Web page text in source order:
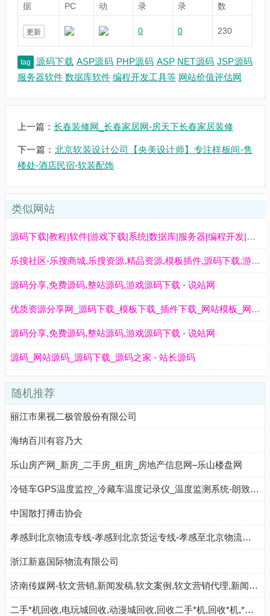
据
PC
动
录
录
数
更新 0 0 230
tag 源码下载 ASP源码 PHP源码 ASP NET源码 JSP源码
服务器软件 数据库软件 编程开发工具等 网站价值评估网
上一篇： 长春装修网_长春家居网-房天下长春家居装修
下一篇： 北京软装设计公司【央美设计师】专注样板间-售
楼处-酒店民宿-软装配饰
类似网站
源码下载|教程|软件|游戏下载|系统|数据库|服务器|编程开发|网络运营|技术文章 - 好吧啦网
乐搜社区-乐搜商城,乐搜资源,精品资源,模板插件,源码下载,游戏源码,免费源码,PHP源码,网站源码
源码分享,免费源码,整站源码,游戏源码下载 - 说站网
优质资源分享网_源码下载_模板下载_插件下载_网站模板_网站源码_网站插件_资源分享_
源码分享,免费源码,整站源码,游戏源码下载 - 说站网
源码_网站源码_源码下载_源码之家 - 站长源码
随机推荐
丽江市果视二极管股份有限公司
海纳百川有容乃大
乐山房产网_新房_二手房_租房_房地产信息网–乐山楼盘网
冷链车GPS温度监控_冷藏车温度记录仪_温度监测系统-朗致温控
中国散打搏击协会
孝感到北京物流专线-孝感到北京货运专线-孝感至北京物流公司-就发物流网
浙江新嘉国际物流有限公司
济南传媒网-软文营销,新闻发稿,软文案例,软文营销代理,新闻软文发稿平台
二手*机回收,电玩城回收,动漫城回收,回收二手*机,回收*机,*机回收,VR回收,儿童机回收,广场游乐设备回收,回收VR,回收儿童机,回收娃娃机,淘气堡回收,娃娃机回收_广州李子科技有限公司 - 八方资源网